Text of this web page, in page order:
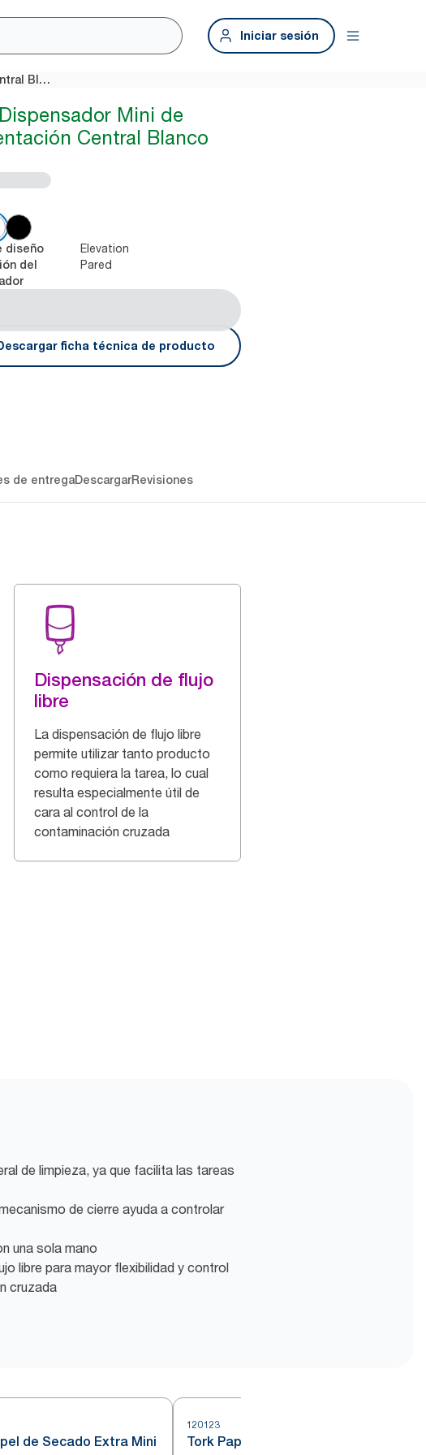
Iniciar sesión
Tork Dispensador Mini de Alimentación Central Blanco M1
Mini de
Central Blanco
diseño Elevation
del
Pared
ficha técnica de producto
de entregaDescargarRevisiones
Dispensación de flujo
libre
La dispensación de flujo libre
permite utilizar tanto producto
como requiera la tarea, lo cual
resulta especialmente útil de
cara al control de la
contaminación cruzada
de limpieza, ya que facilita las tareas
de cierre ayuda a controlar
una sola mano
libre para mayor flexibilidad y control
cruzada
de Secado Extra Mini
120123
Tork Papel de Secado Básico de